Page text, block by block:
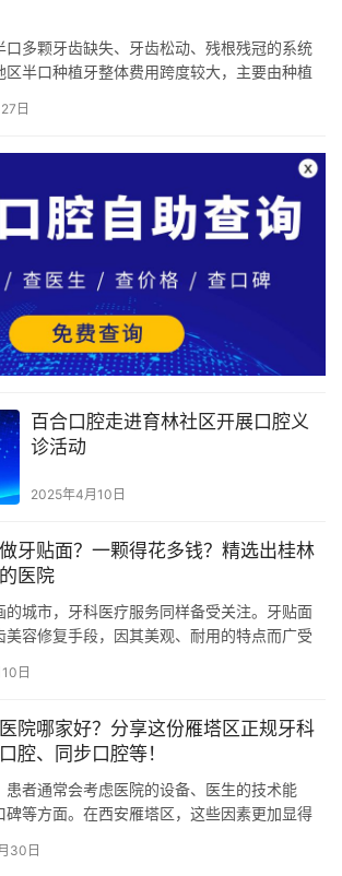
口多颗牙齿缺失、牙齿松动、残根残冠的系统
区半口种植牙整体费用跨度较大，主要由种植
日
百合口腔走进育林社区开展口腔义
诊活动
2025年4月10日
牙贴面？一颗得花多钱？精选出桂林
医院
的城市，牙科医疗服务同样备受关注。牙贴面
美容修复手段，因其美观、耐用的特点而广受
日
院哪家好？分享这份雁塔区正规牙科
腔、同步口腔等！
患者通常会考虑医院的设备、医生的技术能
碑等方面。在西安雁塔区，这些因素更加显得
30日